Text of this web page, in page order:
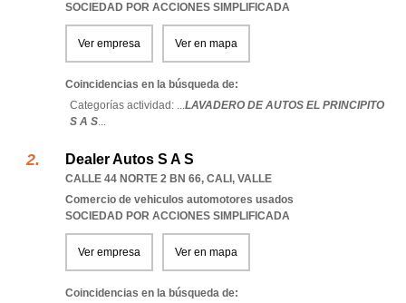
SOCIEDAD POR ACCIONES SIMPLIFICADA
Ver empresa Ver en mapa
Coincidencias en la búsqueda de:
Categorías actividad: ...LAVADERO DE AUTOS EL PRINCIPITO
S A S...
Dealer Autos S A S
CALLE 44 NORTE 2 BN 66, CALI , VALLE
Comercio de vehiculos automotores usados
SOCIEDAD POR ACCIONES SIMPLIFICADA
Ver empresa Ver en mapa
Coincidencias en la búsqueda de: